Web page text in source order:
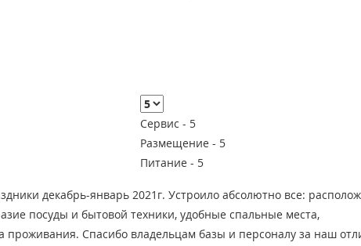
Сервис - 5
Размещение - 5
Питание - 5
декабрь-январь 2021г. Устроило абсолютно все:
посуды и бытовой техники, удобные спальные места,
проживания. Спасибо владельцам базы и персоналу за наш